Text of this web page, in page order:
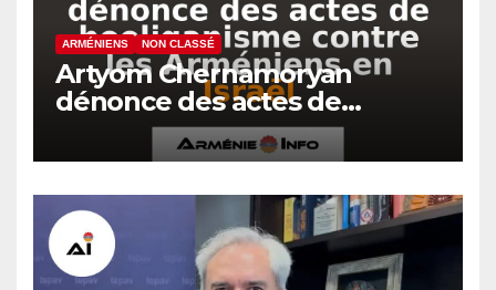
ARMÉNIENS NON CLASSÉ
Artyom Chernamoryan
dénonce des actes de
hooliganisme contre les
Arméniens en Israël